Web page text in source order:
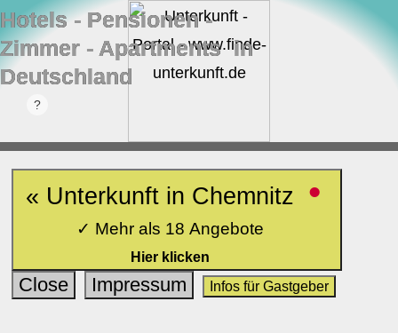
Hotels ‐ Pensionen ‐
Zimmer ‐ Apartments in
Deutschland
« Unterkunft in Chemnitz •
✓ Mehr als 18 Angebote
Hier klicken
Close Impressum Infos für Gastgeber